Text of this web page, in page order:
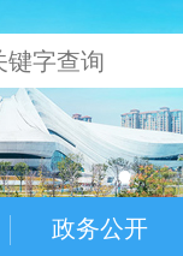
政务公开